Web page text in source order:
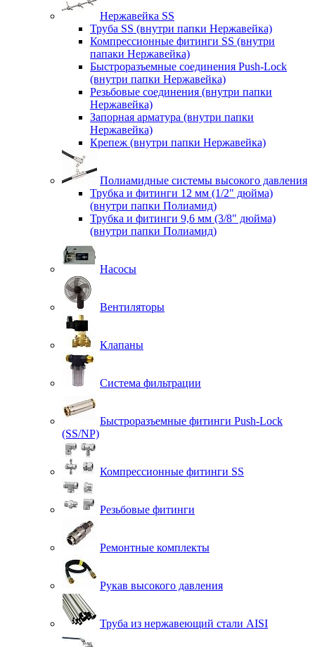
Нержавейка SS
Труба SS (внутри папки Нержавейка)
Компрессионные фитинги SS (внутри
папаки Нержавейка)
Быстроразъемные соединения Push-Lock
(внутри папки Нержавейка)
Резьбовые соединения (внутри папки
Нержавейка)
Запорная арматура (внутри папки
Нержавейка)
Крепеж (внутри папки Нержавейка)
Полиамидные системы высокого давления
Трубка и фитинги 12 мм (1/2" дюйма)
(внутри папки Полиамид)
Трубка и фитинги 9,6 мм (3/8" дюйма)
(внутри папки Полиамид)
Насосы
Вентиляторы
Клапаны
Система фильтрации
Быстроразъемные фитинги Push-Lock
(SS/NP)
Компрессионные фитинги SS
Резьбовые фитинги
Ремонтные комплекты
Рукав высокого давления
Труба из нержавеющий стали AISI